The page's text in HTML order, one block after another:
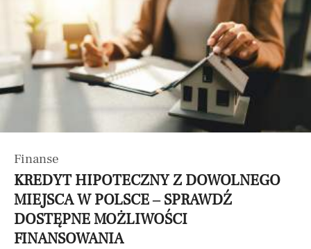
Finanse
KREDYT HIPOTECZNY Z DOWOLNEGO
MIEJSCA W POLSCE – SPRAWDŹ
DOSTĘPNE MOŻLIWOŚCI
FINANSOWANIA